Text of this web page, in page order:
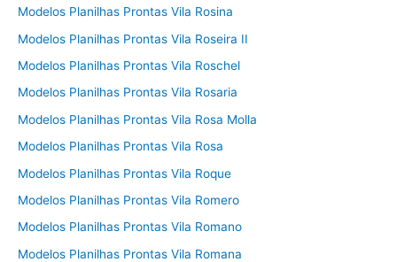
Modelos Planilhas Prontas Vila Rosina
Modelos Planilhas Prontas Vila Roseira II
Modelos Planilhas Prontas Vila Roschel
Modelos Planilhas Prontas Vila Rosaria
Modelos Planilhas Prontas Vila Rosa Molla
Modelos Planilhas Prontas Vila Rosa
Modelos Planilhas Prontas Vila Roque
Modelos Planilhas Prontas Vila Romero
Modelos Planilhas Prontas Vila Romano
Modelos Planilhas Prontas Vila Romana